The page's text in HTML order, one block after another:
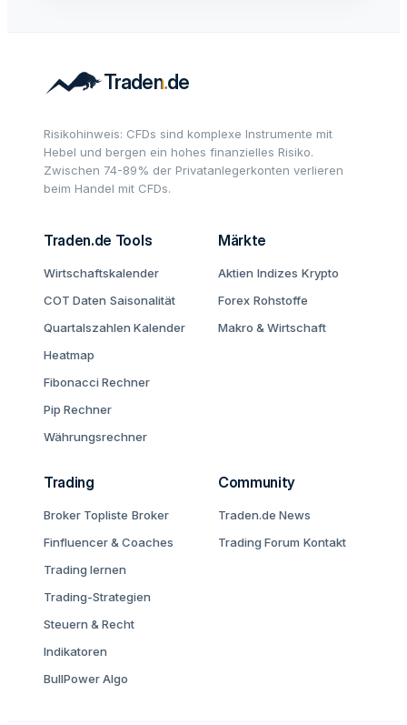
Risikohinweis: CFDs sind komplexe Instrumente mit
Hebel und bergen ein hohes finanzielles Risiko.
Zwischen 74-89% der Privatanlegerkonten verlieren
beim Handel mit CFDs.
Traden.de Tools
Wirtschaftskalender
COT Daten Saisonalität
Quartalszahlen Kalender
Heatmap
Fibonacci Rechner
Pip Rechner
Währungsrechner
Märkte
Aktien Indizes Krypto
Forex Rohstoffe
Makro & Wirtschaft
Trading
Broker Topliste Broker
Finfluencer & Coaches
Trading lernen
Trading-Strategien
Steuern & Recht
Indikatoren
BullPower Algo
Community
Traden.de News
Trading Forum Kontakt